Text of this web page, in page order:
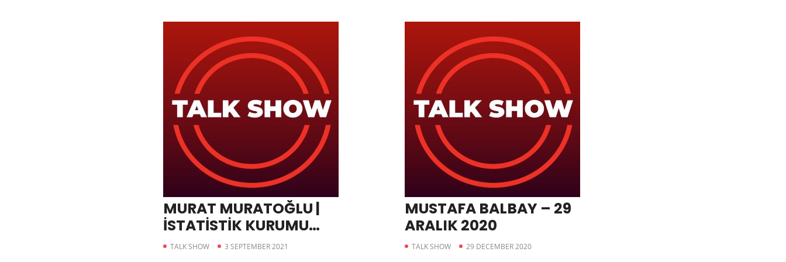
MURAT MURATOĞLU |
İSTATİSTİK KURUMU
ENFLASYON – İŞSİZLİK –
TALK SHOW 3 SEPTEMBER 2021
MUSTAFA BALBAY – 29
ARALIK 2020
TALK SHOW 29 DECEMBER 2020